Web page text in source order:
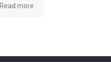
Read more